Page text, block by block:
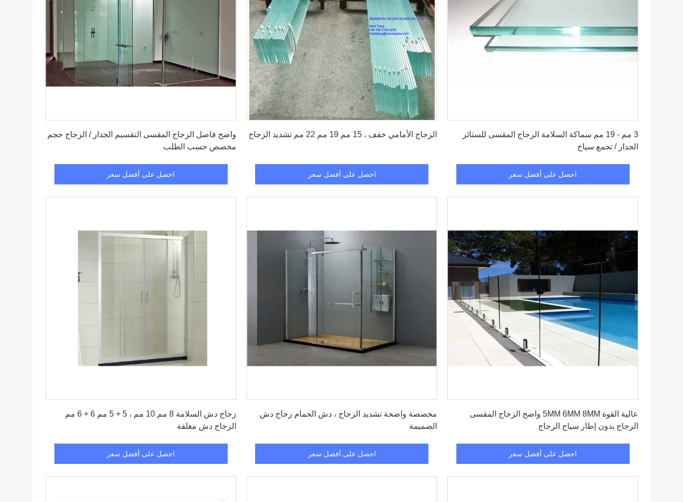
3 مم - 19 مم سماكة السلامة الزجاج المقسى للستائر
الجدار / تجمع سياج
احصل على أفضل سعر
الزجاج الأمامي خفف ، 15 مم 19 مم 22 مم تشديد الزجاج
احصل على أفضل سعر
واضح فاصل الزجاج المقسى التقسيم الجدار / الزجاج حجم
مخصص حسب الطلب
احصل على أفضل سعر
عالية القوة 5MM 6MM 8MM واضح الزجاج المقسى
الزجاج بدون إطار سياج الزجاج
احصل على أفضل سعر
مخصصة واضحة تشديد الزجاج ، دش الحمام زجاج دش
الضميمة
احصل على أفضل سعر
زجاج دش السلامة 8 مم 10 مم ، 5 + 5 مم 6 + 6 مم
الزجاج دش مغلفة
احصل على أفضل سعر